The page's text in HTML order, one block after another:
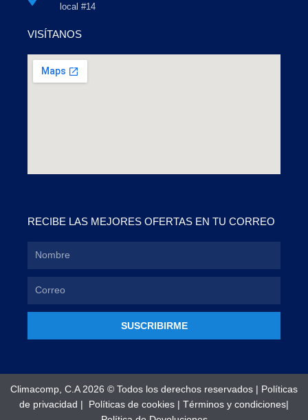
local #14
VISÍTANOS
RECIBE LAS MEJORES OFERTAS EN TU CORREO
SUSCRIBIRME
Climacomp, C.A 2026 © Todos los derechos reservados | Políticas
de privacidad | Políticas de cookies | Términos y condiciones|